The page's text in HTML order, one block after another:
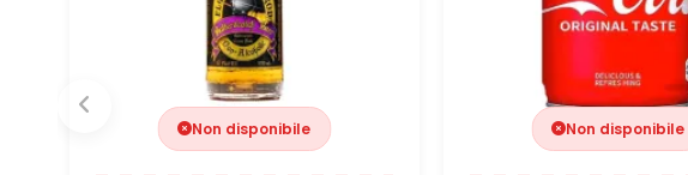
Non disponibile Non disponibile